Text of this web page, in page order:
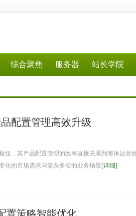
综合聚焦 服务器 站长学院
配置管理高效升级
，其产品配置管理的效率直接关系到整体运营
化的市场需求与复杂多变的业务场景[详细]
置策略智能优化